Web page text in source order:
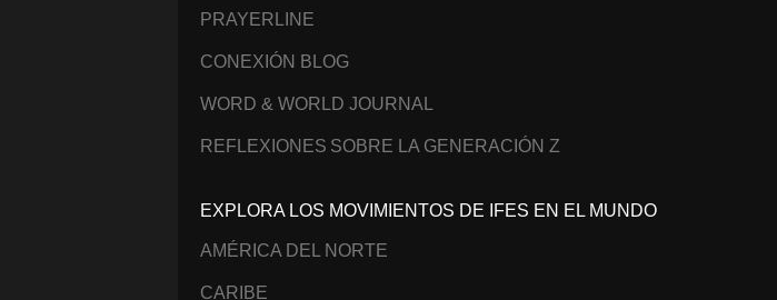
PRAYERLINE
CONEXIÓN BLOG
WORD & WORLD JOURNAL
REFLEXIONES SOBRE LA GENERACIÓN Z
EXPLORA LOS MOVIMIENTOS DE IFES EN EL MUNDO
AMÉRICA DEL NORTE
CARIBE